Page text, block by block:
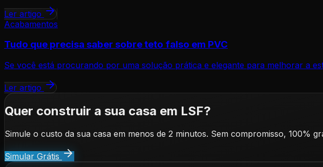
Ler artigo
Acabamentos
Tudo que precisa saber sobre teto falso em PVC
Se você está procurando por uma solução prática e elegante para melhorar a
Ler artigo
Quer construir a sua casa em LSF?
Simule o custo da sua casa em menos de 2 minutos. Sem compromisso, 100%
Simular Grátis